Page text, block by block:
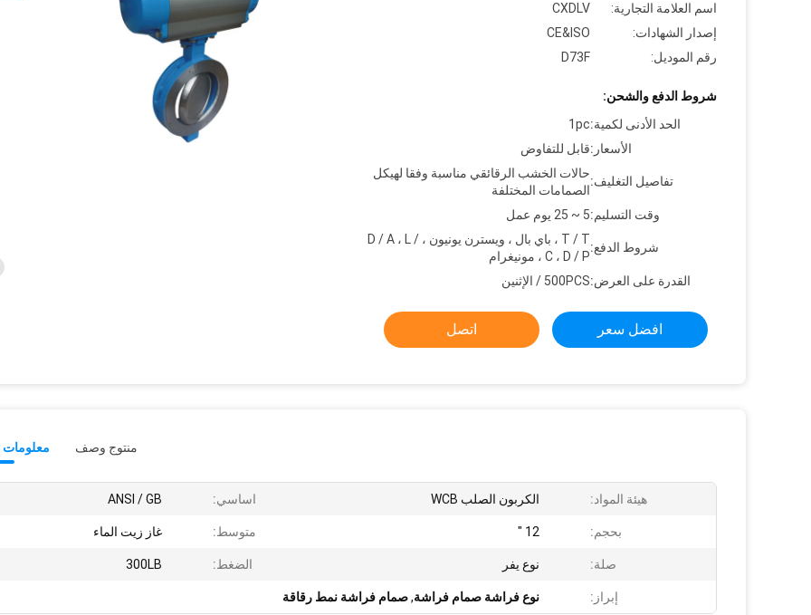
اسم العلامة التجارية:
CXDLV
إصدار الشهادات:
CE&ISO
رقم الموديل:
D73F
شروط الدفع والشحن:
الحد الأدنى لكمية:1pc
الأسعار:قابل للتفاوض
تفاصيل التغليف:
حالات الخشب الرقائقي مناسبة وفقا لهيكل
الصمامات المختلفة
وقت التسليم:5 ~ 25 يوم عمل
شروط الدفع:
T / T ، باي بال ، ويسترن يونيون ، D / A ، L /
C ، D / P ، مونيغرام
القدرة على العرض:500PCS / الإثنين
افضل سعر اتصل
معلومات منتوج وصف
هيئة المواد: الكربون الصلب WCB اساسي: ANSI / GB
بحجم: 12 " متوسط: غاز زيت الماء
صلة: نوع يفر الضغط: 300LB
إبراز: نوع فراشة صمام فراشة,صمام فراشة نمط رقاقة